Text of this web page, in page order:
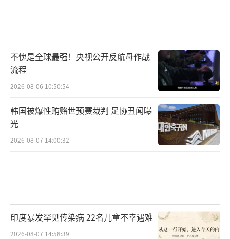
不愧是全球最强！央视公开反航母作战
流程
2026-08-06 10:50:54
韩国被爆性贿赂世预赛裁判 足协丑闻曝
光
2026-08-07 14:00:32
印度暴发罕见传染病 22名儿童不幸遇难
2026-08-07 14:58:39